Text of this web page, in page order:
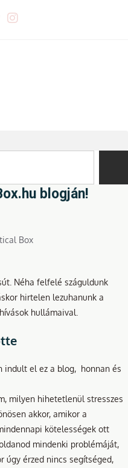
blogján!
Box
Néha felfelé száguldunk
hirtelen lezuhanunk a
hullámaival.
indult el ez a blog, honnan és
milyen hihetetlenül stresszes
akkor, amikor a
kötelességek ott
mindenki problémáját,
úgy érzed nincs segítséged,